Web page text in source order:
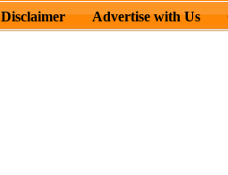
Disclaimer Advertise with Us